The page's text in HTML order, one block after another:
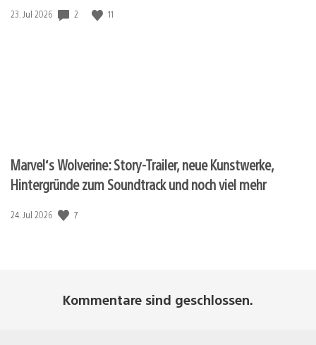
Veröffentlichungsdatum:
23. Jul 2026 2 11
Marvel‘s Wolverine: Story-Trailer, neue Kunstwerke,
Hintergründe zum Soundtrack und noch viel mehr
Veröffentlichungsdatum:
24. Jul 2026 7
Kommentare sind geschlossen.